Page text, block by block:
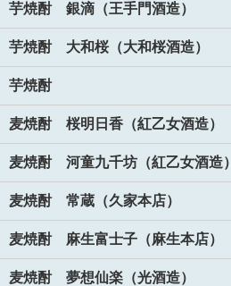
芋焼酎 銀滴（王手門酒造）
芋焼酎 大和桜（大和桜酒造）
芋焼酎
麦焼酎 桜明日香（紅乙女酒造）
麦焼酎 河童九千坊（紅乙女酒造）
麦焼酎 常蔵（久家本店）
麦焼酎 麻生富士子（麻生本店）
麦焼酎 夢想仙楽（光酒造）